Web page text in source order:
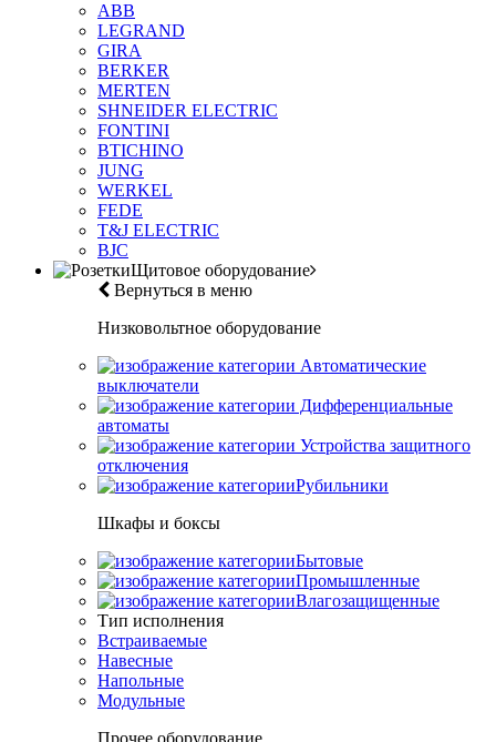
ABB
LEGRAND
GIRA
BERKER
MERTEN
SHNEIDER ELECTRIC
FONTINI
BTICHINO
JUNG
WERKEL
FEDE
T&J ELECTRIC
BJC
Щитовое оборудование
Вернуться в меню
Низковольтное оборудование
Автоматические
выключатели
Дифференциальные
автоматы
Устройства защитного
отключения
Рубильники
Шкафы и боксы
Бытовые
Промышленные
Влагозащищенные
Тип исполнения
Встраиваемые
Навесные
Напольные
Модульные
Прочее оборудование